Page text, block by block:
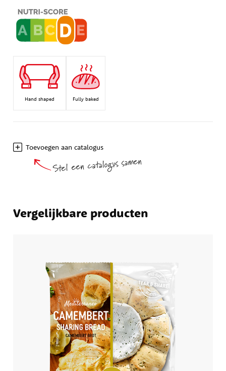
Hand shaped Fully baked
Toevoegen aan catalogus
Stel een catalogus samen
Vergelijkbare producten